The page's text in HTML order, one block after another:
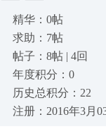
精华：0帖
求助：7帖
帖子：8帖 | 4回
年度积分：0
历史总积分：22
注册：2016年3月